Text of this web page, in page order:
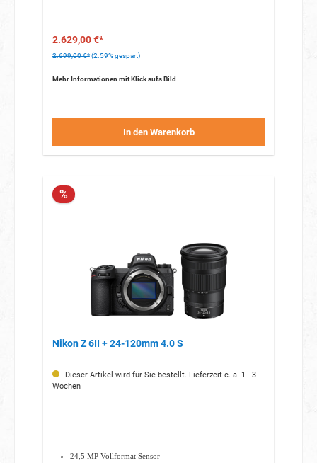
2.629,00 €*
2.699,00 €* (2.59% gespart)
Mehr Informationen mit Klick aufs Bild
In den Warenkorb
%
Nikon Z 6II + 24-120mm 4.0 S
Dieser Artikel wird für Sie bestellt. Lieferzeit c. a. 1 - 3
Wochen
24,5 MP Vollformat Sensor